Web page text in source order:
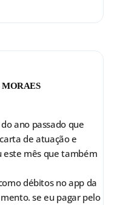
MORAES
ano passado que
de atuação e
mês que também
débitos no app da
se eu pagar pelo